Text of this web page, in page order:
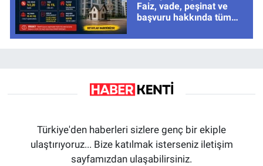
Faiz, vade, peşinat ve
başvuru hakkında tüm
Türkiye'den haberleri sizlere genç bir ekiple
ulaştırıyoruz... Bize katılmak isterseniz iletişim
sayfamızdan ulaşabilirsiniz.